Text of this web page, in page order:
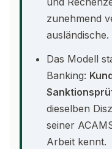
zunehmend
ausländische.
Das Modell
Banking:
dieselben
seiner
Arbeit kennt.